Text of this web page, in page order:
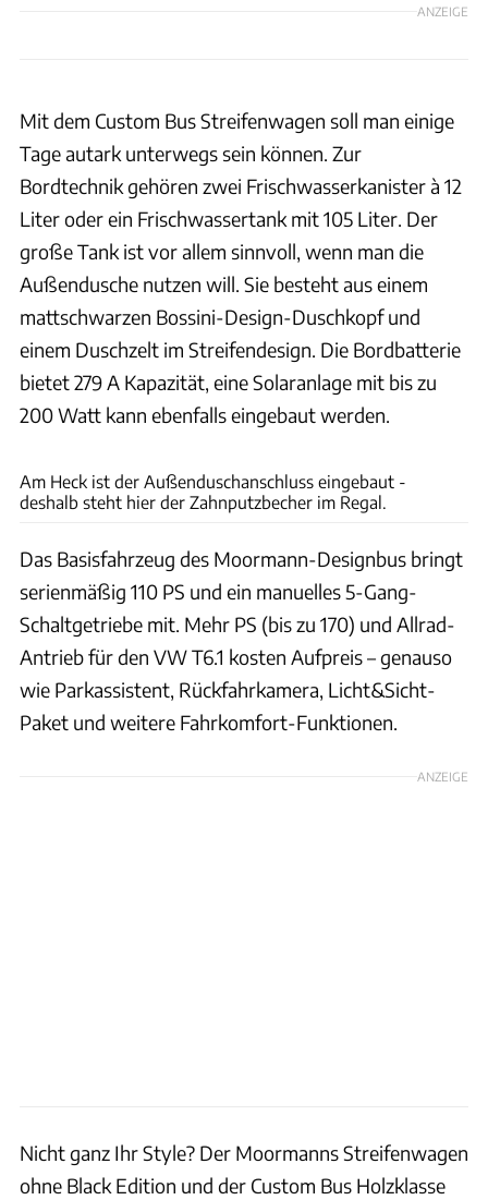
ANZEIGE
Mit dem Custom Bus Streifenwagen soll man einige
Tage autark unterwegs sein können. Zur
Bordtechnik gehören zwei Frischwasserkanister à 12
Liter oder ein Frischwassertank mit 105 Liter. Der
große Tank ist vor allem sinnvoll, wenn man die
Außendusche nutzen will. Sie besteht aus einem
mattschwarzen Bossini-Design-Duschkopf und
einem Duschzelt im Streifendesign. Die Bordbatterie
bietet 279 A Kapazität, eine Solaranlage mit bis zu
200 Watt kann ebenfalls eingebaut werden.
Am Heck ist der Außenduschanschluss eingebaut -
deshalb steht hier der Zahnputzbecher im Regal.
Das Basisfahrzeug des Moormann-Designbus bringt
serienmäßig 110 PS und ein manuelles 5-Gang-
Schaltgetriebe mit. Mehr PS (bis zu 170) und Allrad-
Antrieb für den VW T6.1 kosten Aufpreis – genauso
wie Parkassistent, Rückfahrkamera, Licht&Sicht-
Paket und weitere Fahrkomfort-Funktionen.
ANZEIGE
Nicht ganz Ihr Style? Der Moormanns Streifenwagen
ohne Black Edition und der Custom Bus Holzklasse